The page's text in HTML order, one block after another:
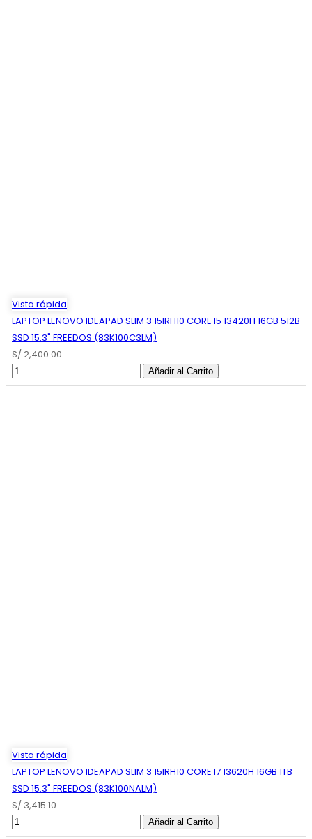
Vista rápida
LAPTOP LENOVO IDEAPAD SLIM 3 15IRH10 CORE I5 13420H 16GB 512B
SSD 15.3" FREEDOS (83K100C3LM)
S/ 2,400.00
Añadir al Carrito
Vista rápida
LAPTOP LENOVO IDEAPAD SLIM 3 15IRH10 CORE I7 13620H 16GB 1TB
SSD 15.3" FREEDOS (83K100NALM)
S/ 3,415.10
Añadir al Carrito